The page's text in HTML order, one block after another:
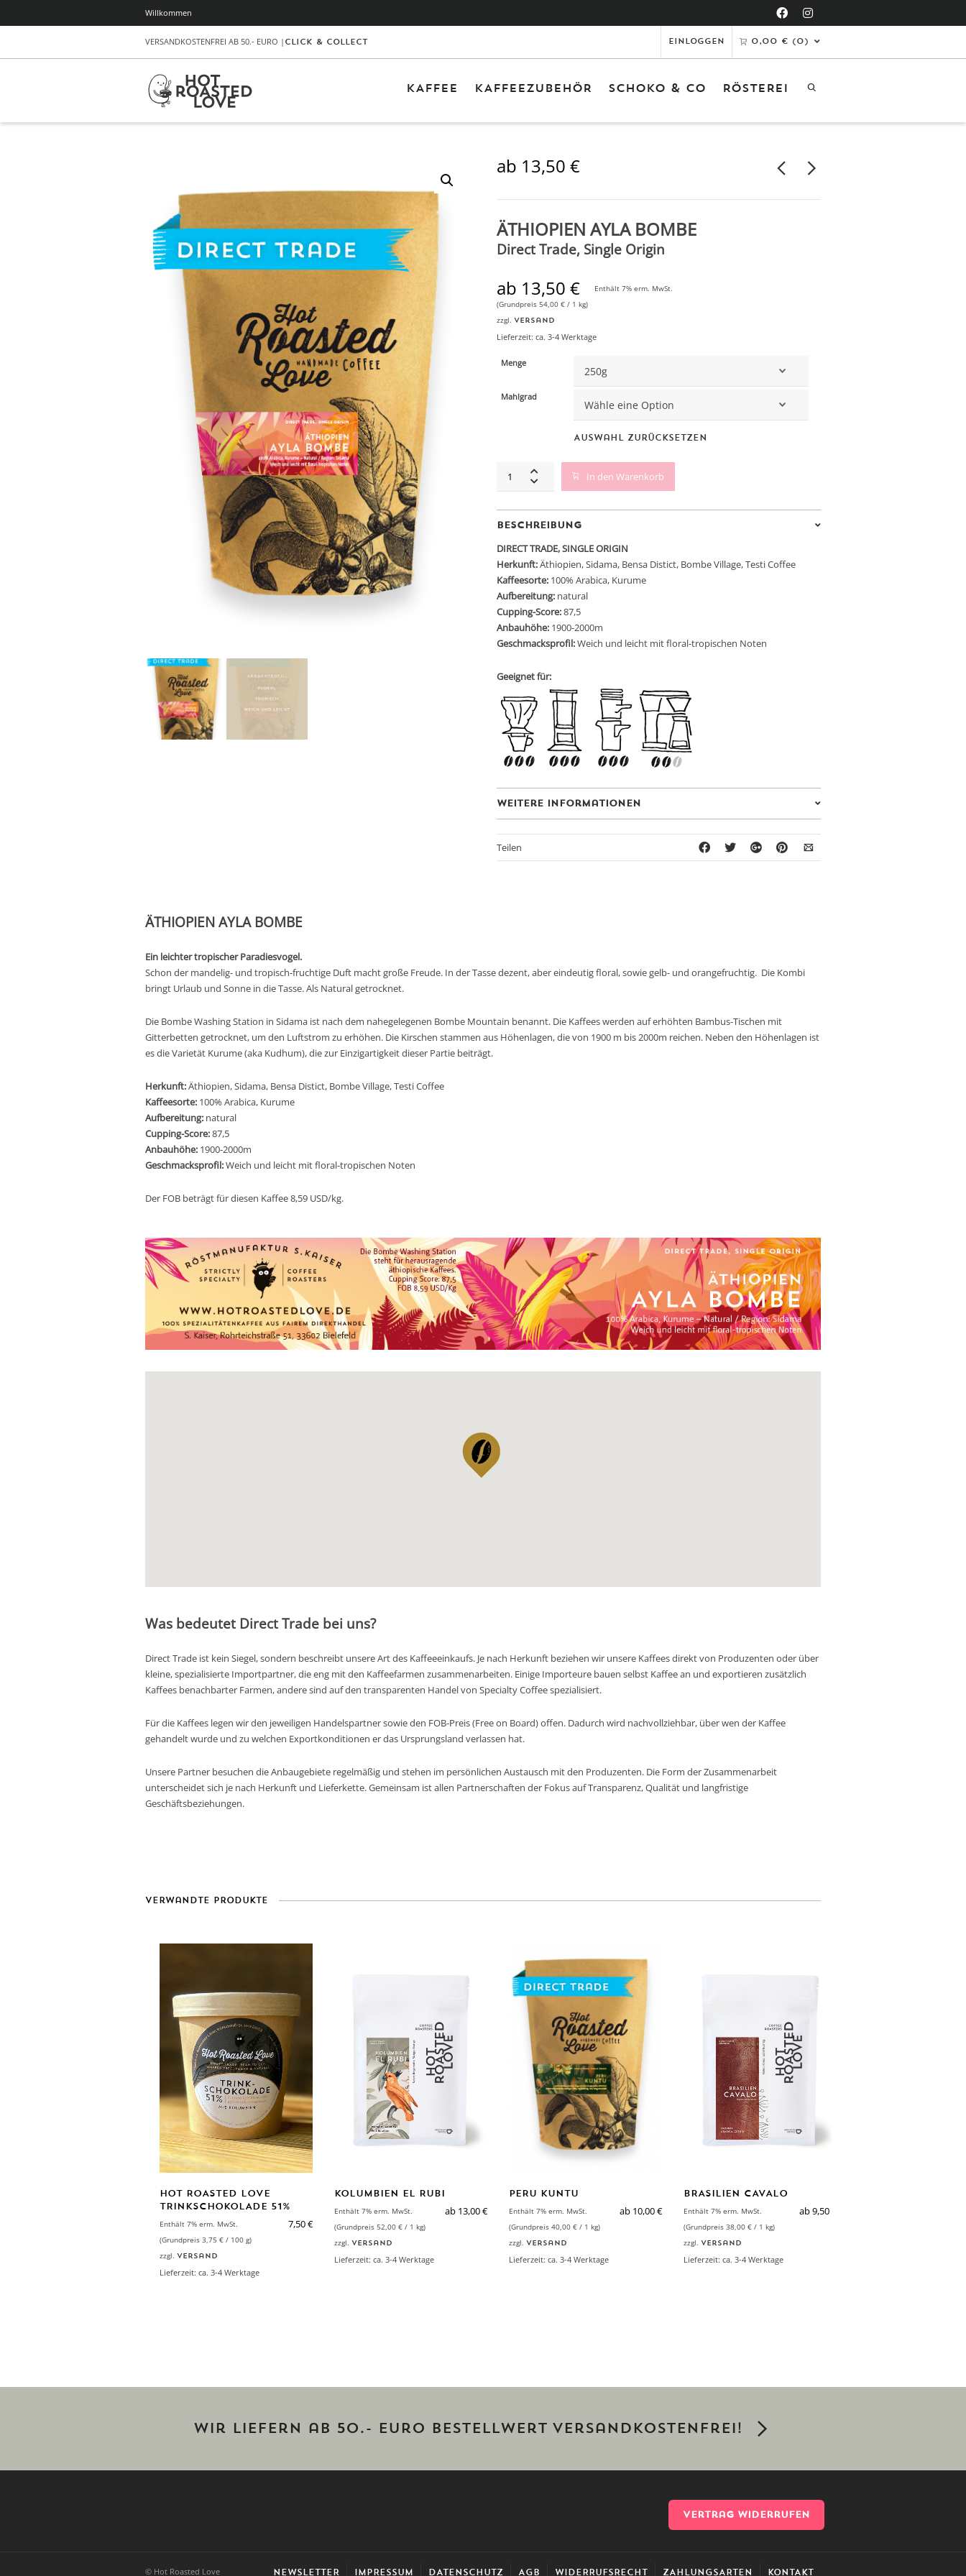
Willkommen
VERSANDKOSTENFREI AB 50.- EURO | Click & Collect Einloggen 0,00 € (0)
KAFFEE KAFFEEZUBEHÖR SCHOKO & CO RÖSTEREI
ab 13,50 €
ÄTHIOPIEN AYLA BOMBE
Direct Trade, Single Origin
ab 13,50 €
Enthält 7% erm. MwSt.
(Grundpreis 54,00 €/ 1 kg)
zzgl. Versand
Lieferzeit: ca. 3-4 Werktage
Menge
Mahlgrad
Auswahl zurücksetzen
ÄTHIOPIEN
In den Warenkorb
Beschreibung
DIRECT TRADE, SINGLE ORIGIN
Herkunft:Äthiopien,Sidama, Bensa Distict, Bombe Village, Testi Coffee
Kaffeesorte: 100% Arabica, Kurume
Aufbereitung:natural
Cupping-Score:87,5
Anbauhöhe:1900-2000m
Geschmacksprofil:Weich und leicht mit floral-tropischen Noten
Geeignet für:
Weitere Informationen
Teilen
ÄTHIOPIEN AYLA BOMBE
Ein leichter tropischer Paradiesvogel.
Schon der mandelig- und tropisch-fruchtige Duft macht große Freude. In der Tasse dezent, aber eindeutig floral, sowie gelb- und orangefruchtig. Die Kombi
bringt Urlaub und Sonne in die Tasse. Als Natural getrocknet.
Die Bombe Washing Station in Sidama ist nach dem nahegelegenen Bombe Mountain benannt. Die Kaffees werden auf erhöhten Bambus-Tischen mit
Gitterbetten getrocknet, um den Luftstrom zu erhöhen. Die Kirschen stammen aus Höhenlagen, die von 1900 m bis 2000m reichen. Neben den Höhenlagen ist
es die Varietät Kurume (aka Kudhum), die zur Einzigartigkeit dieser Partie beiträgt.
Herkunft:Äthiopien,Sidama, Bensa Distict, Bombe Village, Testi Coffee
Kaffeesorte: 100% Arabica, Kurume
Aufbereitung: natural
Cupping-Score:87,5
Anbauhöhe: 1900-2000m
Geschmacksprofil:Weich und leicht mit floral-tropischen Noten
Der FOB beträgt für diesen Kaffee 8,59 USD/kg.
Was bedeutet Direct Trade bei uns?
Direct Trade ist kein Siegel, sondern beschreibt unsere Art des Kaffeeeinkaufs. Je nach Herkunft beziehen wir unsere Kaffees direkt von Produzenten oder über
kleine, spezialisierte Importpartner, die eng mit den Kaffeefarmen zusammenarbeiten. Einige Importeure bauen selbst Kaffee an und exportieren zusätzlich
Kaffees benachbarter Farmen, andere sind auf den transparenten Handel von Specialty Coffee spezialisiert.
Für die Kaffees legen wir den jeweiligen Handelspartner sowie den FOB-Preis (Free on Board) offen. Dadurch wird nachvollziehbar, über wen der Kaffee
gehandelt wurde und zu welchen Exportkonditionen er das Ursprungsland verlassen hat.
Unsere Partner besuchen die Anbaugebiete regelmäßig und stehen im persönlichen Austausch mit den Produzenten. Die Form der Zusammenarbeit
unterscheidet sich je nach Herkunft und Lieferkette. Gemeinsam ist allen Partnerschaften der Fokus auf Transparenz, Qualität und langfristige
Geschäftsbeziehungen.
Verwandte Produkte
HOT ROASTED LOVE
TRINKSCHOKOLADE 51%
7,50€
Enthält 7% erm. MwSt.
(Grundpreis 3,75 € / 100 g)
zzgl. Versand
Lieferzeit: ca. 3-4 Werktage
SELECT OPTIONS
KOLUMBIEN EL RUBI
ab 13,00€
Enthält 7% erm. MwSt.
(Grundpreis 52,00 € / 1 kg)
zzgl. Versand
Lieferzeit: ca. 3-4 Werktage
SELECT OPTIONS
PERU KUNTU
ab 10,00€
Enthält 7% erm. MwSt.
(Grundpreis 40,00 € / 1 kg)
zzgl. Versand
Lieferzeit: ca. 3-4 Werktage
SELECT OPTIONS
BRASILIEN CAVALO
ab9,50
Enthält 7% erm. MwSt.
(Grundpreis 38,00 € / 1 kg)
zzgl. Versand
Lieferzeit: ca. 3-4 Werktage
Wir liefern ab 50.- Euro Bestellwert versandkostenfrei!
Vertrag widerrufen
© Hot Roasted Love NEWSLETTER IMPRESSUM DATENSCHUTZ AGB WIDERRUFSRECHT ZAHLUNGSARTEN KONTAKT